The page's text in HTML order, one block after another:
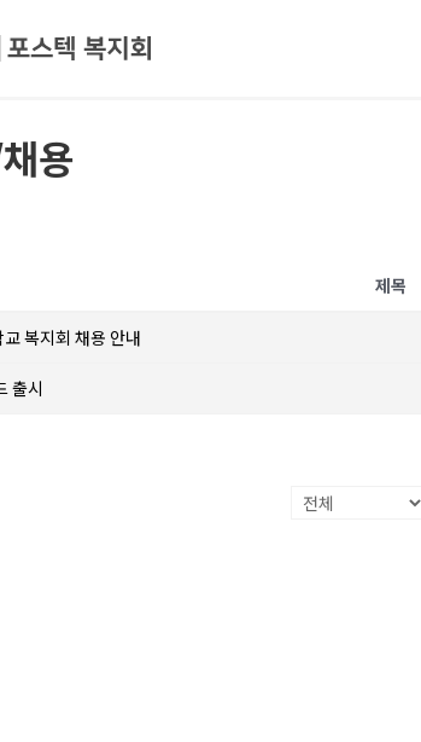
용
제목
복지회 채용 안내
출시